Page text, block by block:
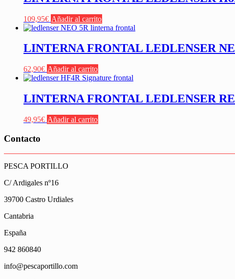
109,95€ Añadir al carrito
LINTERNA FRONTAL LEDLENSER
62,90€ Añadir al carrito
LINTERNA FRONTAL LEDLENSER
49,95€ Añadir al carrito
Contacto
PESCA PORTILLO
C/ Ardigales nº16
39700 Castro Urdiales
Cantabria
España
942 860840
info@pescaportillo.com